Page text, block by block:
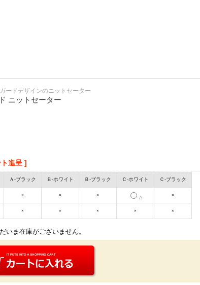
ードデザインのニットセーター
ニットセーター
進呈 ]
Ａ-ブラック Ｂ-ホワイト Ｂ-ブラック Ｃ-ホワイト Ｃ-ブラック
× × ×
△
×
× × × × ×
いま在庫がございません。